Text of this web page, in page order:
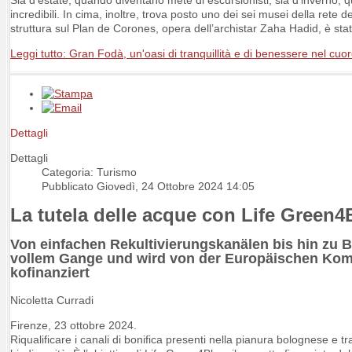
incredibili. In cima, inoltre, trova posto uno dei sei musei della rete
struttura sul Plan de Corones, opera dell’archistar Zaha Hadid, è
Leggi tutto: Gran Fodà, un'oasi di tranquillità e di benessere nel
Dettagli
Dettagli
Categoria: Turismo
Pubblicato Giovedì, 24 Ottobre 2024 14:05
La tutela delle acque con Life
Von einfachen Rekultivierungskanälen bis hin zu
vollem Gange und wird von der Europäischen
kofinanziert
Nicoletta Curradi
Firenze, 23 ottobre 2024.
Riqualificare i canali di bonifica presenti nella pianura bolognese e